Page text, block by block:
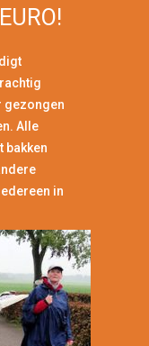
gezongen
Alle
bakken
in